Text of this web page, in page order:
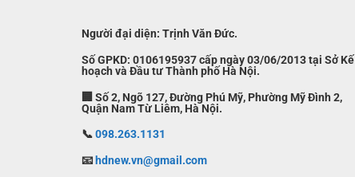
Người đại diện: Trịnh Văn Đức.
Số GPKD: 0106195937 cấp ngày 03/06/2013 tại Sở Kế
hoạch và Đầu tư Thành phố Hà Nội.
🏢 Số 2, Ngõ 127, Đường Phú Mỹ, Phường Mỹ Đình 2,
Quận Nam Từ Liêm, Hà Nội.
📞098.263.1131
📧 hdnew.vn@gmail.com